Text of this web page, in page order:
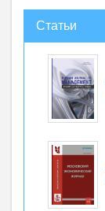
Статьи